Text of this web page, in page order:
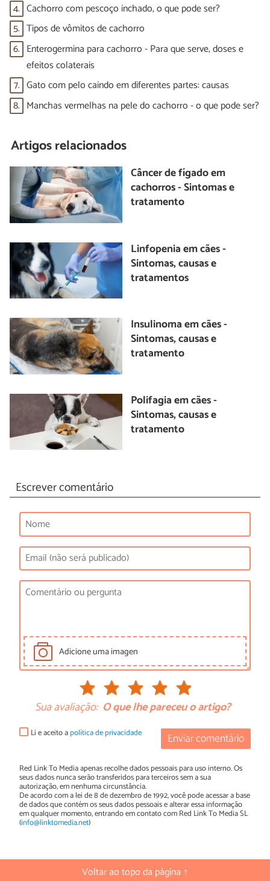
4. Cachorro com pescoço inchado, o que pode ser?
5. Tipos de vômitos de cachorro
6. Enterogermina para cachorro - Para que serve, doses e
efeitos colaterais
7. Gato com pelo caindo em diferentes partes: causas
8. Manchas vermelhas na pele do cachorro - o que pode ser?
Artigos relacionados
Câncer de fígado em
cachorros - Sintomas e
tratamento
Linfopenia em cães -
Sintomas, causas e
tratamentos
Insulinoma em cães -
Sintomas, causas e
tratamento
Polifagia em cães -
Sintomas, causas e
tratamento
Escrever comentário
Adicione uma imagen
Sua avaliação: O que lhe pareceu o artigo?
Enviar comentário
Li e aceito apolítica de privacidade
Red Link To Media apenas recolhe dados pessoais para uso interno. Os
seus dados nunca serão transferidos para terceiros sem a sua
autorização, em nenhuma circunstância.
De acordo com a lei de 8 de dezembro de 1992, você pode acessar a base
de dados que contém os seus dados pessoais e alterar essa informação
em qualquer momento, entrando em contato com Red Link To Media SL
(info@linktomedia.net)
Voltar ao topo da página ↑